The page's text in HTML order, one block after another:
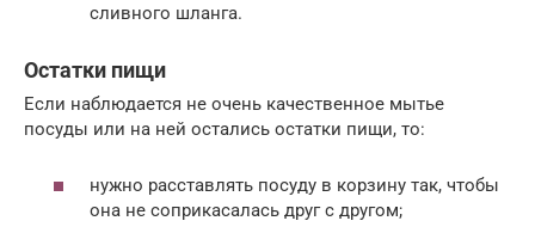
сливного шланга.
Остатки пищи
Если наблюдается не очень качественное мытье
посуды или на ней остались остатки пищи, то:
нужно расставлять посуду в корзину так, чтобы
она не соприкасалась друг с другом;